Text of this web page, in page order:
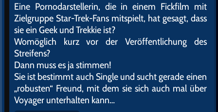
Eine Pornodarstellerin, die in einem Fickfilm mit
Zielgruppe Star-Trek-Fans mitspielt, hat gesagt, dass
sie ein Geek und Trekkie ist?
Womöglich kurz vor der Veröffentlichung des
Streifens?
Dann muss es ja stimmen!
Sie ist bestimmt auch Single und sucht gerade einen
„robusten“ Freund, mit dem sie sich auch mal über
Voyager unterhalten kann…